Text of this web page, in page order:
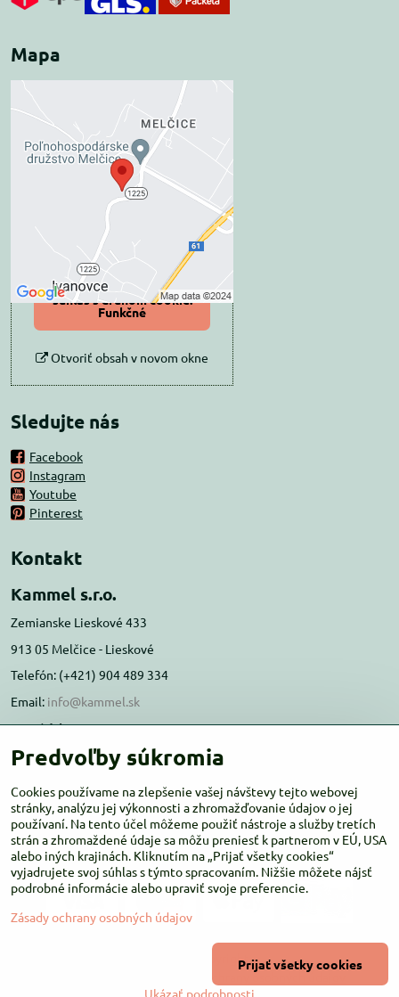
Mapa
Externý obsah je
blokovaný Voľbami
súkromia
Prajete si načítať externý obsah?
Povoliť tentokrát
Povoliť a zapamätať -
súhlas s druhom cookie:
Funkčné
Otvoriť obsah v novom okne
Sledujte nás
Facebook
Instagram
Youtube
Pinterest
Kontakt
Kammel s.r.o.
Zemianske Lieskové 433
913 05 Melčice - Lieskové
Telefón: (+421) 904 489 334
Email: info@kammel.sk
Prevádzka:
Administratívna budova PD Melčice
Otváracie hodiny:PO-ŠT 8:00 - 16:00
PIA-NE Zatvorené
Copyright
Zásady ochrany osobných údajov
Predvoľby súkromia
Cookies používame na zlepšenie vašej návštevy tejto webovej
stránky, analýzu jej výkonnosti a zhromažďovanie údajov o jej
používaní. Na tento účel môžeme použiť nástroje a služby tretích
strán a zhromaždené údaje sa môžu preniesť k partnerom v EÚ, USA
alebo iných krajinách. Kliknutím na „Prijať všetky cookies“
vyjadrujete svoj súhlas s týmto spracovaním. Nižšie môžete nájsť
podrobné informácie alebo upraviť svoje preferencie.
Zásady ochrany osobných údajov
Ukázať podrobnosti
Prijať všetky cookies